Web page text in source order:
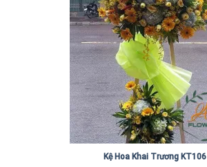
Kệ Hoa Khai Trương KT106